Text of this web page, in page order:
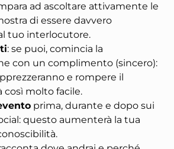
ad ascoltare attivamente le
di essere davvero
tuo interlocutore.
: se puoi, comincia la
con un complimento (sincero):
e rompere il
così molto facile.
prima, durante e dopo sui
questo aumenterà la tua